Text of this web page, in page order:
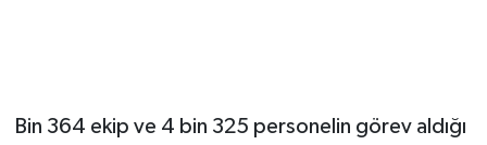
Bin 364 ekip ve 4 bin 325 personelin görev aldığı